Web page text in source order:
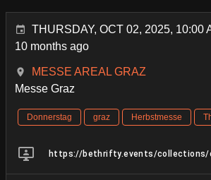
THURSDAY, OCT 02, 2025, 10:00
10 months ago
MESSE AREAL GRAZ
Messe Graz
Donnerstag graz Herbstmesse